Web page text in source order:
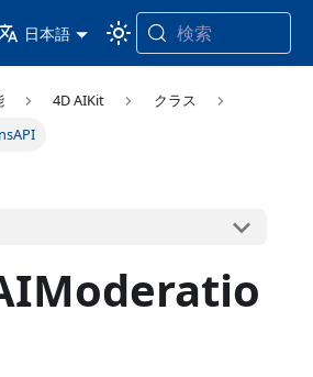
日本語 検索
4D AIKit
クラス